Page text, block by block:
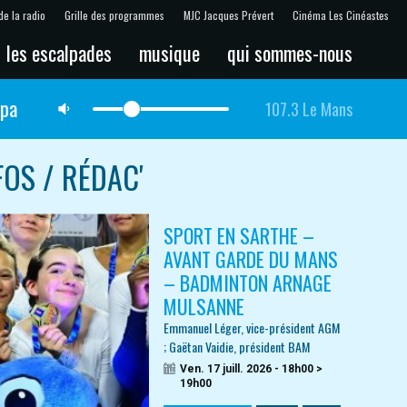
la radio Grille des programmes MJC Jacques Prévert Cinéma Les Cinéastes
les escalpades musique qui sommes-nous
107.3 Le Mans
/ RÉDAC'
SPORT EN SARTHE –
AVANT GARDE DU MANS
– BADMINTON ARNAGE
MULSANNE
Emmanuel Léger, vice-président AGM
; Gaëtan Vaidie, président BAM
Ven. 17 juill. 2026 - 18h00 >
19h00